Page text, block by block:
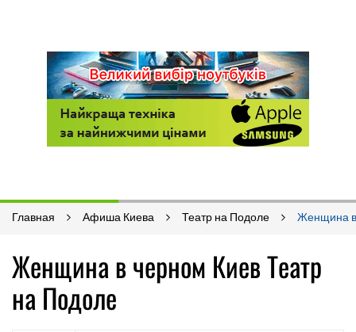
Главная Афиша Киева Театр на Подоле Женщина
Женщина в черном Киев Театр
на Подоле